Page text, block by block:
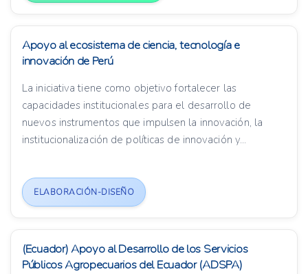
Apoyo al ecosistema de ciencia, tecnología e
innovación de Perú
La iniciativa tiene como objetivo fortalecer las
capacidades institucionales para el desarrollo de
nuevos instrumentos que impulsen la innovación, la
institucionalización de políticas de innovación y...
ELABORACIÓN-DISEÑO
(Ecuador) Apoyo al Desarrollo de los Servicios
Públicos Agropecuarios del Ecuador (ADSPA)